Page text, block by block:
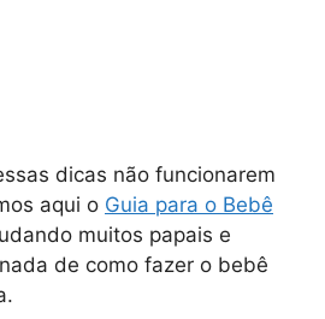
dicas não funcionarem
aqui o Guia para o Bebê
muitos papais e
de como fazer o bebê